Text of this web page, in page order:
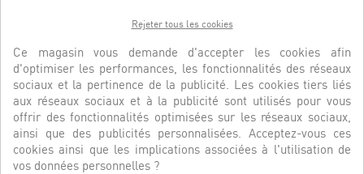
DÉCOUVRIR
Rejeter tous les cookies
Ce magasin vous demande d'accepter les cookies afin
d'optimiser les performances, les fonctionnalités des réseaux
sociaux et la pertinence de la publicité. Les cookies tiers liés
aux réseaux sociaux et à la publicité sont utilisés pour vous
offrir des fonctionnalités optimisées sur les réseaux sociaux,
ainsi que des publicités personnalisées. Acceptez-vous ces
cookies ainsi que les implications associées à l'utilisation de
vos données personnelles ?